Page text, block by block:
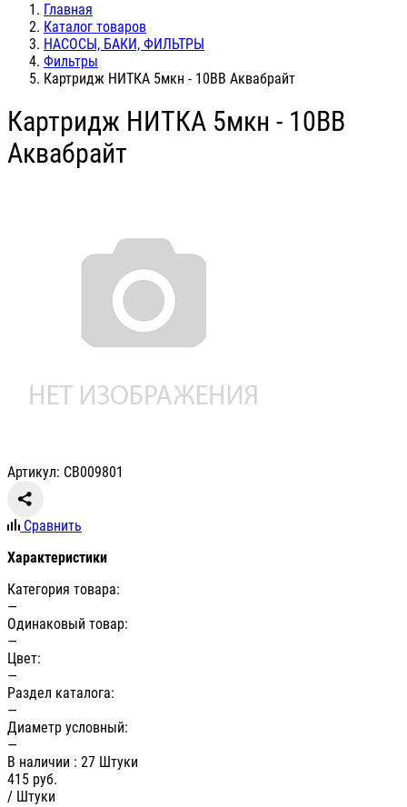
Главная
Каталог товаров
НАСОСЫ, БАКИ, ФИЛЬТРЫ
Фильтры
Картридж НИТКА 5мкн - 10ВВ Аквабрайт
Картридж НИТКА 5мкн - 10ВВ
Аквабрайт
Артикул: СВ009801
Сравнить
Характеристики
Категория товара:
—
Одинаковый товар:
—
Цвет:
—
Раздел каталога:
—
Диаметр условный:
—
В наличии : 27 Штуки
415 руб.
/ Штуки